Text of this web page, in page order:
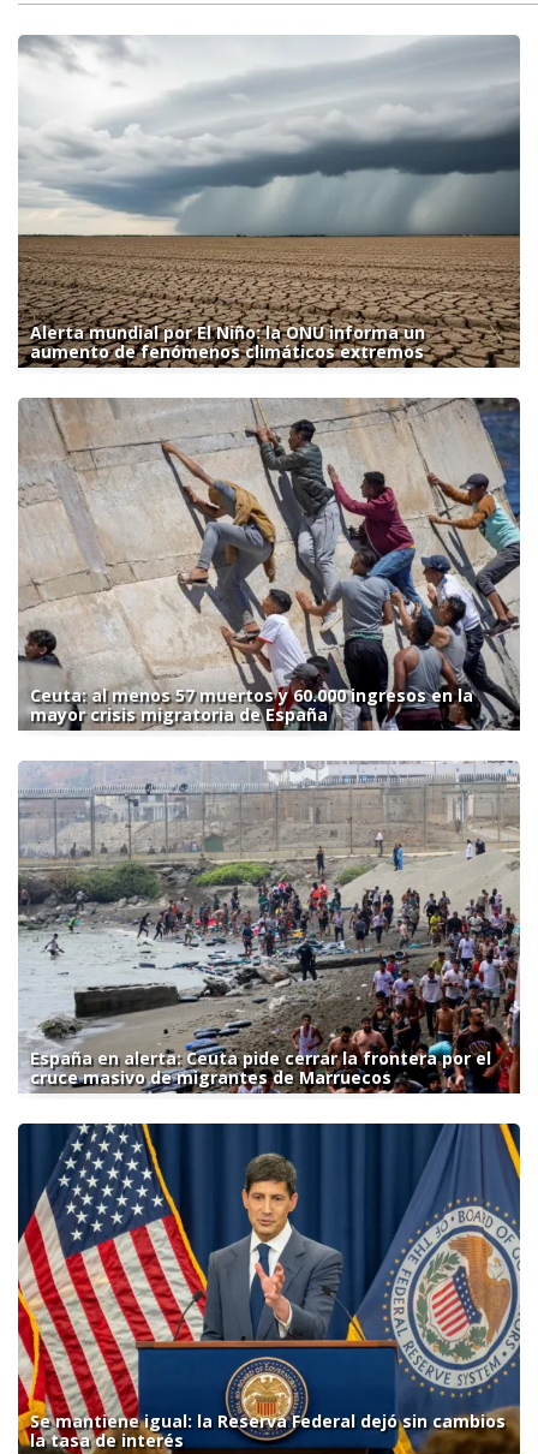
Alerta mundial por El Niño: la ONU informa un
aumento de fenómenos climáticos extremos
Ceuta: al menos 57 muertos y 60.000 ingresos en la
mayor crisis migratoria de España
España en alerta: Ceuta pide cerrar la frontera por el
cruce masivo de migrantes de Marruecos
Se mantiene igual: la Reserva Federal dejó sin cambios
la tasa de interés